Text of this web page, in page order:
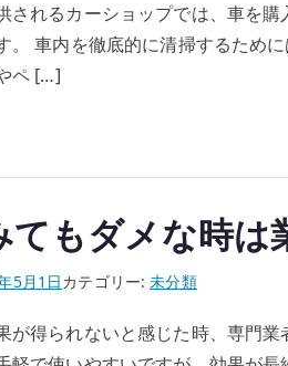
されるカーショップでは、車を
。 車内を徹底的に清掃するため
ペ […]
てもダメな時は
5月1日カテゴリー:未分類
が得られないと感じた時、専門